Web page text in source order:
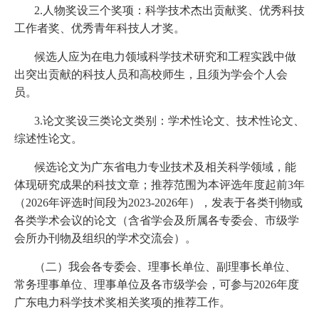
2.人物奖设三个奖项：科学技术杰出贡献奖、优秀科技
工作者奖、优秀青年科技人才奖。
候选人应为在电力领域科学技术研究和工程实践中做
出突出贡献的科技人员和高校师生，且须为学会个人会
员。
3.论文奖设三类论文类别：学术性论文、技术性论文、
综述性论文。
候选论文为广东省电力专业技术及相关科学领域，能
体现研究成果的科技文章；推荐范围为本评选年度起前3年
（2026年评选时间段为2023-2026年），发表于各类刊物或
各类学术会议的论文（含省学会及所属各专委会、市级学
会所办刊物及组织的学术交流会）。
（二）我会各专委会、理事长单位、副理事长单位、
常务理事单位、理事单位及各市级学会，可参与2026年度
广东电力科学技术奖相关奖项的推荐工作。